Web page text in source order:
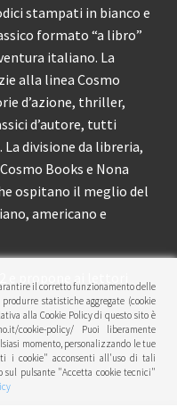
stampati in bianco e
formato “a libro”
italiano. La
alla linea Cosmo
d’azione, thriller,
d’autore, tutti
divisione da libreria,
Books e Nona
ospitano il meglio del
americano e
e propone ai lettori
il corretto funzionamento delle
statistiche aggregate (cookie
alla Cookie Policy di questo sito è
cookie-policy/ Puoi liberamente
momento, personalizzando le tue
i cookie" acconsenti all'uso di tali
pulsante "Accetta cookie tecnici"